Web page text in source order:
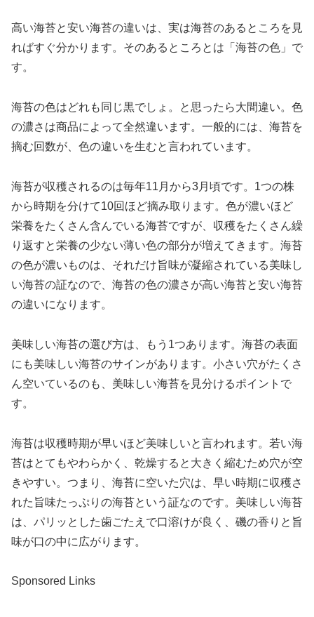
高い海苔と安い海苔の違いは、実は海苔のあるところを見
ればすぐ分かります。そのあるところとは「海苔の色」で
す。
海苔の色はどれも同じ黒でしょ。と思ったら大間違い。色
の濃さは商品によって全然違います。一般的には、海苔を
摘む回数が、色の違いを生むと言われています。
海苔が収穫されるのは毎年11月から3月頃です。1つの株
から時期を分けて10回ほど摘み取ります。色が濃いほど
栄養をたくさん含んでいる海苔ですが、収穫をたくさん繰
り返すと栄養の少ない薄い色の部分が増えてきます。海苔
の色が濃いものは、それだけ旨味が凝縮されている美味し
い海苔の証なので、海苔の色の濃さが高い海苔と安い海苔
の違いになります。
美味しい海苔の選び方は、もう1つあります。海苔の表面
にも美味しい海苔のサインがあります。小さい穴がたくさ
ん空いているのも、美味しい海苔を見分けるポイントで
す。
海苔は収穫時期が早いほど美味しいと言われます。若い海
苔はとてもやわらかく、乾燥すると大きく縮むため穴が空
きやすい。つまり、海苔に空いた穴は、早い時期に収穫さ
れた旨味たっぷりの海苔という証なのです。美味しい海苔
は、パリッとした歯ごたえで口溶けが良く、磯の香りと旨
味が口の中に広がります。
Sponsored Links